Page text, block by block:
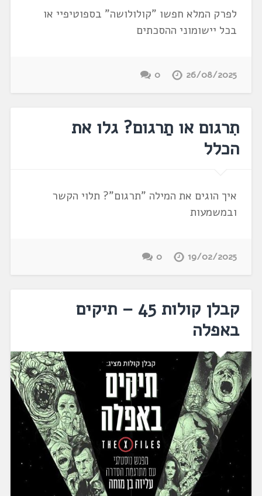
לפרק המלא חפשו "קולולושה" בספוטיפיי או
בכל יישומוני ההסכתים
26/08/2025
0
תִרגום או תַרגום? גלו את
הכלל
איך הוגים את המילה "תרגום"? תלוי הקשר
ובמשמעות
19/02/2025
0
קבלן קולות 45 – תיקים
באפלה